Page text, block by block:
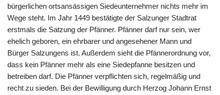
bürgerlichen ortsansässigen Siedeunternehmer nichts mehr im
Wege steht. Im Jahr 1449 bestätigte der Salzunger Stadtrat
erstmals die Satzung der Pfänner. Pfänner darf nur sein, wer
ehelich geboren, ein ehrbarer und angesehener Mann und
Bürger Salzungens ist. Außerdem sieht die Pfännerordnung vor,
dass kein Pfänner mehr als eine Siedepfanne besitzen und
betreiben darf. Die Pfänner verpflichten sich, regelmäßig und
recht zu sieden. Bei der Bewilligung durch Herzog Johann Ernst